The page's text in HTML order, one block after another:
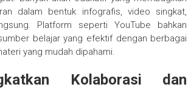
dalam bentuk infografis, video singkat,
Platform seperti YouTube bahkan
belajar yang efektif dengan berbagai
yang mudah dipahami.
Kolaborasi dan